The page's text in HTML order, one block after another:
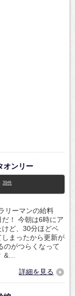
オンリー
39件
リーマンの給料
！ 今朝は6時にア
ど、30分ほどベ
まったから更新が
のがつらくなって
&…
詳細を見る